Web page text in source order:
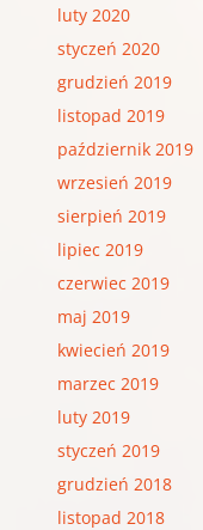
luty 2020
styczeń 2020
grudzień 2019
listopad 2019
październik 2019
wrzesień 2019
sierpień 2019
lipiec 2019
czerwiec 2019
maj 2019
kwiecień 2019
marzec 2019
luty 2019
styczeń 2019
grudzień 2018
listopad 2018